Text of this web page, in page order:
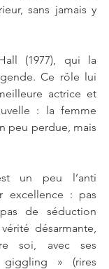
sans jamais y
(1977), qui la
Ce rôle lui
actrice et
: la femme
peu perdue, mais
un peu l’anti
excellence : pas
de séduction
désarmante,
soi, avec ses
giggling » (rires